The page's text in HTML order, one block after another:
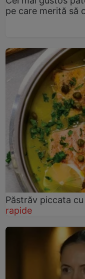
pe care merită să
Păstrăv piccata
rapide